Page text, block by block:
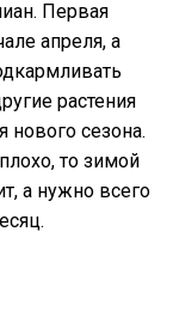
Первая
апреля, а
растения
нового сезона.
то зимой
а нужно всего